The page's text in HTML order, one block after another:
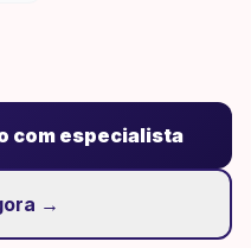
com especialista
→